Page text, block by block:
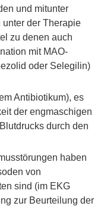
und mitunter
der Therapie
zu denen auch
mit MAO-
oder Selegilin)
Antibiotikum), es
der engmaschigen
durch den
haben
von
sind (im EKG
zur Beurteilung der